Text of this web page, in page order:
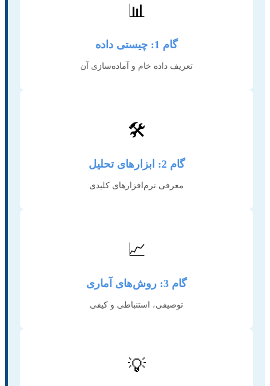
📊
گام 1: چیستی داده
تعریف داده خام و آماده‌سازی آن
🛠️
گام 2: ابزارهای تحلیل
معرفی نرم‌افزارهای کلیدی
📈
گام 3: روش‌های آماری
توصیفی، استنباطی و کیفی
💡